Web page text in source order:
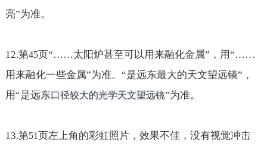
亮”为准。
12.第45页“……太阳炉甚至可以用来融化金属”，用“……
用来融化一些金属”为准。“是远东最大的天文望远镜”，
用“是远东口径较大的光学天文望远镜”为准。
13.第51页左上角的彩虹照片，效果不佳，没有视觉冲击